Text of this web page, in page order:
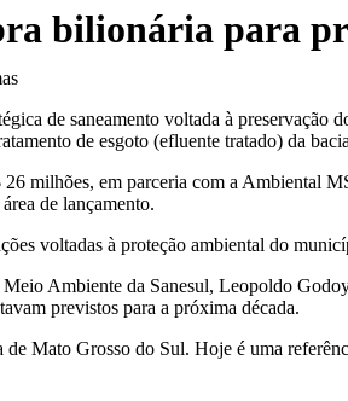
bilionária para
de saneamento voltada à
de esgoto (efluente tratado) da
milhões, em parceria com a Ambiental
de lançamento.
voltadas à proteção ambiental do
Ambiente da Sanesul, Leopoldo
previstos para a próxima década.
Mato Grosso do Sul. Hoje é uma